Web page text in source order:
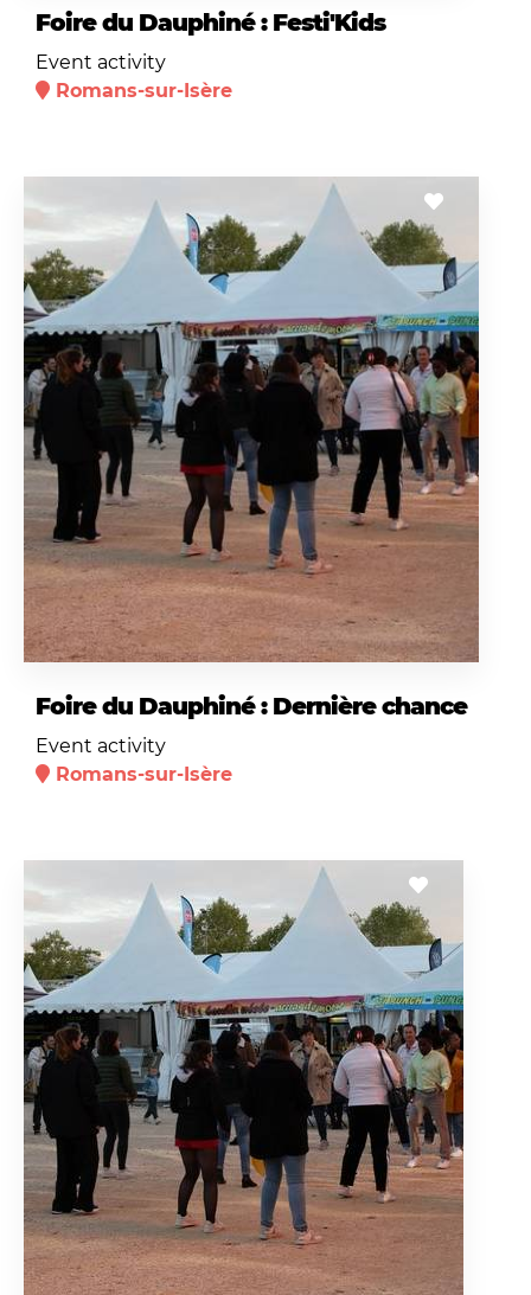
Foire du Dauphiné : Festi'Kids
Event activity
Romans-sur-Isère
Foire du Dauphiné : Dernière chance
Event activity
Romans-sur-Isère